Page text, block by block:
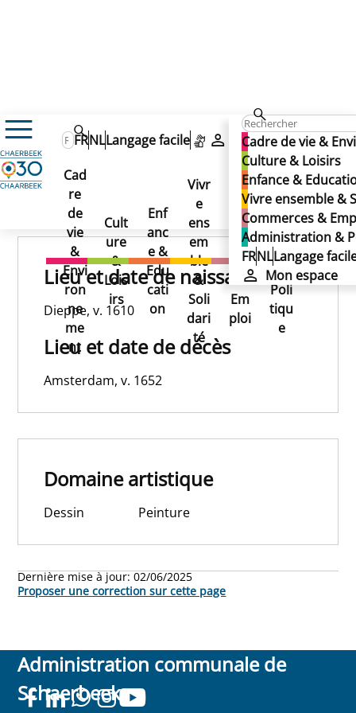
Cadre de vie &
Culture & Loisirs
Enfance &
Vivre ensemble &
Commerces &
Administration &
FRNLLangage
Mon espace
FRNLLangage facile
Mon espace
Cad
re
de
vie
&
Envi
ron
ne
me
nt
Cult
ure
&
Lois
irs
Enf
anc
e &
Edu
cati
on
Vivr
e
ens
em
ble
&
Soli
dari
té
Co
mm
erc
es
&
Em
ploi
Ad
min
istr
atio
n &
Poli
tiqu
e
ASSELYN Jan
ASSELYN Jan
ASSELYN Jan
Publié le 02/06/2025
Lieu et date de naissance
Dieppe, v. 1610
Lieu et date de décès
Amsterdam, v. 1652
Domaine artistique
Dessin Peinture
Dernière mise à jour:02/06/2025
Proposer une correction sur cette page
Administration communale de
Schaerbeek